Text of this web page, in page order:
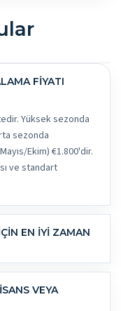
Yüksek sezonda
sezonda
Ekim) €1.800'dir.
ve standart